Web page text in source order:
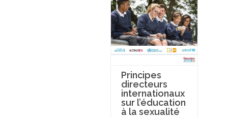
Principes
directeurs
internationaux
sur l’éducation
à la sexualité